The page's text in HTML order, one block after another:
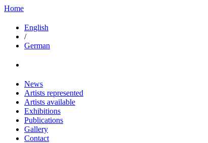
Home
English
/
German
News
Artists represented
Artists available
Exhibitions
Publications
Gallery
Contact